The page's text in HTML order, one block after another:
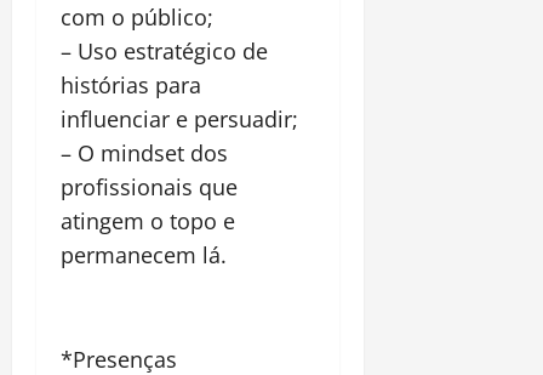
com o público;
– Uso estratégico de
histórias para
influenciar e persuadir;
– O mindset dos
profissionais que
atingem o topo e
permanecem lá.
*Presenças